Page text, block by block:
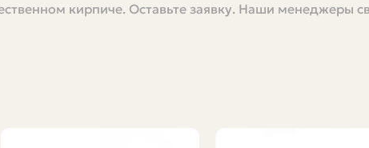
для частных домов, таунхаусов, заборов и
не только про технологию, но и поделюсь
и тем, кто планирует сотрудничать с заводами.
кирпиче. Оставьте заявку. Наши менеджеры